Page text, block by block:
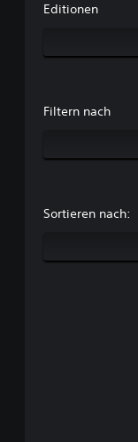
Editionen
Filtern nach
Sortieren nach: